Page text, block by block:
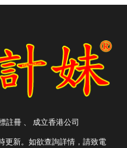
註冊 、 成立香港公司
更新。如欲查詢詳情，請致電